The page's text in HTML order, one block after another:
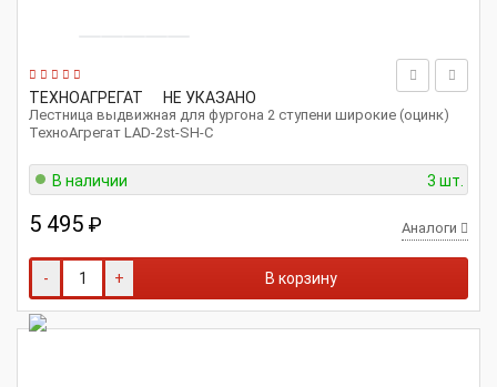
ТЕХНОАГРЕГАТ НЕ УКАЗАНО
Лестница выдвижная для фургона 2 ступени широкие (оцинк)
ТехноАгрегат LAD-2st-SH-C
В наличии 3 шт.
5 495 ₽ Аналоги
- + В корзину